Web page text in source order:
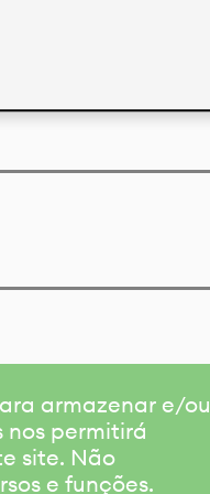
armazenar e/ou
nos permitirá
site. Não
e funções.